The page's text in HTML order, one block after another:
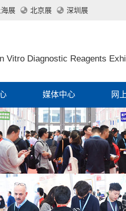
海展 北京展 深圳展
Vitro Diagnostic Reagents
媒体中心 网